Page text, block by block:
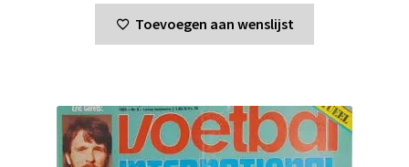
Toevoegen aan wenslijst